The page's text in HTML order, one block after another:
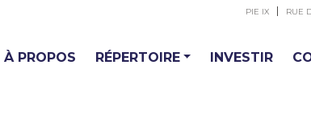
PIE IX RUE
À PROPOS RÉPERTOIRE INVESTIR